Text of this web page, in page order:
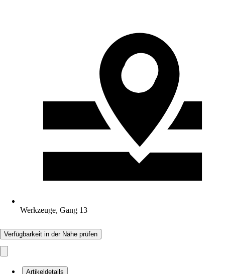
Werkzeuge, Gang 13
Verfügbarkeit in der Nähe prüfen
Artikeldetails